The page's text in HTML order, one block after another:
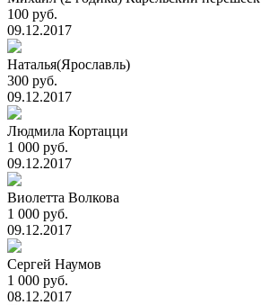
100 руб.
09.12.2017
Наталья(Ярославль)
300 руб.
09.12.2017
Людмила Кортацци
1 000 руб.
09.12.2017
Виолетта Волкова
1 000 руб.
09.12.2017
Сергей Наумов
1 000 руб.
08.12.2017